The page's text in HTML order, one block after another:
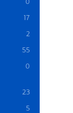
0
17
2
55
0
23
5